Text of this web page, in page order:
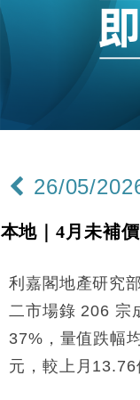
財經｜日
15:47
財經｜恒
財經｜韓
12:44
財經｜日
11:12
國際｜特朗
15:59
財經｜SA
司
18:31
財經｜華僑
47仙
17:33
財經｜滙豐
26/05/
本地｜4月未補
利嘉閣地產研究
二市場錄 206 宗
37%，量值跌幅
元，較上月13.76